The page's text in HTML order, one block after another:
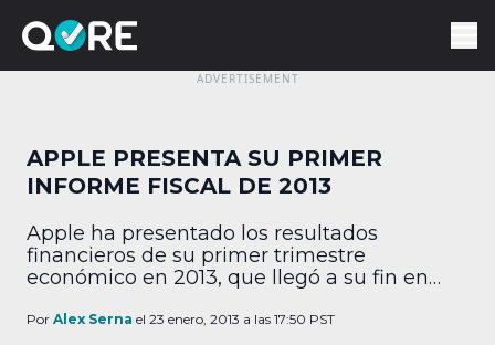
APPLE PRESENTA SU PRIMER
INFORME FISCAL DE 2013
Apple ha presentado los resultados
financieros de su primer trimestre
económico en 2013, que llegó a su fin en
caso, las novedades para la empresa fueron
Por Alex Serna el 23 enero, 2013 a las 17:50 PST